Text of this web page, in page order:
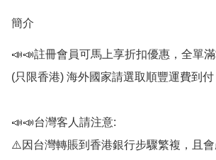
簡介
📣📣註冊會員可馬上享折扣優惠，全單
(只限香港) 海外國家請選取順豐運費到付
📣📣台灣客人請注意:
⚠️因台灣轉賬到香港銀行步驟繁複，且